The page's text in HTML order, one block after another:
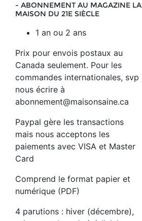
- ABONNEMENT AU MAGAZINE LA
MAISON DU 21E SIÈCLE
1 an ou 2 ans
Prix pour envois postaux au
Canada seulement. Pour les
commandes internationales, svp
nous écrire à
abonnement@maisonsaine.ca
Paypal gère les transactions
mais nous acceptons les
paiements avec VISA et Master
Card
Comprend le format papier et
numérique (PDF)
4 parutions : hiver (décembre),